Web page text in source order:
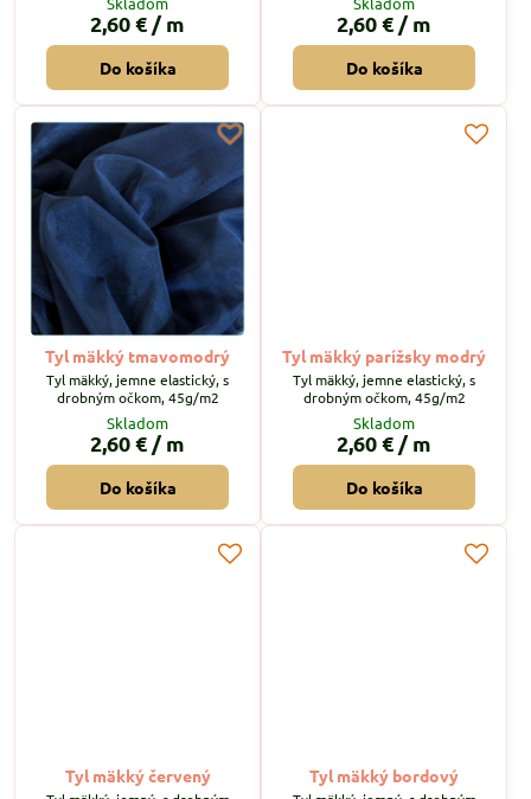
2,60 € / m
Do košíka
2,60 € / m
Do košíka
Tyl mäkký tmavomodrý
Tyl mäkký, jemne elastický, s
drobným očkom, 45g/m2
Skladom
2,60 € / m
Do košíka
Tyl mäkký parížsky modrý
Tyl mäkký, jemne elastický, s
drobným očkom, 45g/m2
Skladom
2,60 € / m
Do košíka
Tyl mäkký červený Tyl mäkký bordový